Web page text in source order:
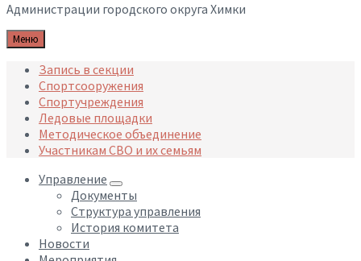
Администрации городского округа Химки
Меню
Запись в секции
Спортсооружения
Спортучреждения
Ледовые площадки
Методическое объединение
Участникам СВО и их семьям
Управление
Документы
Структура управления
История комитета
Новости